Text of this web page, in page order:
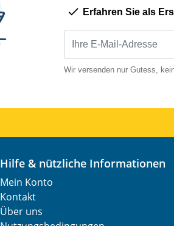
Erfahren Sie als
Wir versenden nur Gutess,
Hilfe & nützliche Informationen
Mein Konto
Kontakt
Über uns